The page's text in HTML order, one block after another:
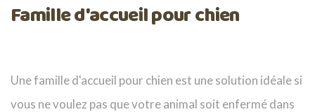
Famille d'accueil pour chien
Une famille d'accueil pour chien est une solution idéale si
vous ne voulez pas que votre animal soit enfermé dans